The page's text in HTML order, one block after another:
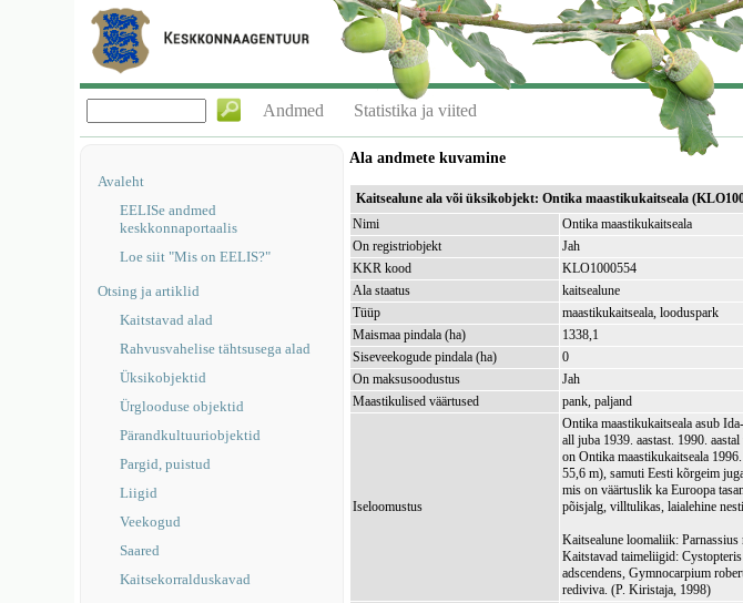
Andmed Statistika ja viited
Avaleht
EELISe andmed
keskkonnaportaalis
Loe siit "Mis on EELIS?"
Otsing ja artiklid
Kaitstavad alad
Rahvusvahelise tähtsusega alad
Üksikobjektid
Ürglooduse objektid
Pärandkultuuriobjektid
Pargid, puistud
Liigid
Veekogud
Saared
Kaitsekorralduskavad
Ala andmete kuvamine
Kaitsealune ala või üksikobjekt: Ontika maastikukaitseala
Nimi
Ontika maastikukaitseala
On registriobjekt
Jah
KKR kood
KLO1000554
Ala staatus
kaitsealune
Tüüp
maastikukaitseala, looduspark
Maismaa pindala (ha)
1338,1
Siseveekogude pindala (ha)
0
On maksusoodustus
Jah
Maastikulised väärtused
pank, paljand
Iseloomustus
Ontika maastikukaitseala asub
all juba 1939. aastast. 1990.
on Ontika maastikukaitseala
55,6 m), samuti Eesti kõrgeim
mis on väärtuslik ka Euroopa
põisjalg, villtulikas, laialehine
Kaitsealune loomaliik:
Kaitstavad taimeliigid:
adscendens, Gymnocarpium
rediviva. (P. Kiristaja, 1998)